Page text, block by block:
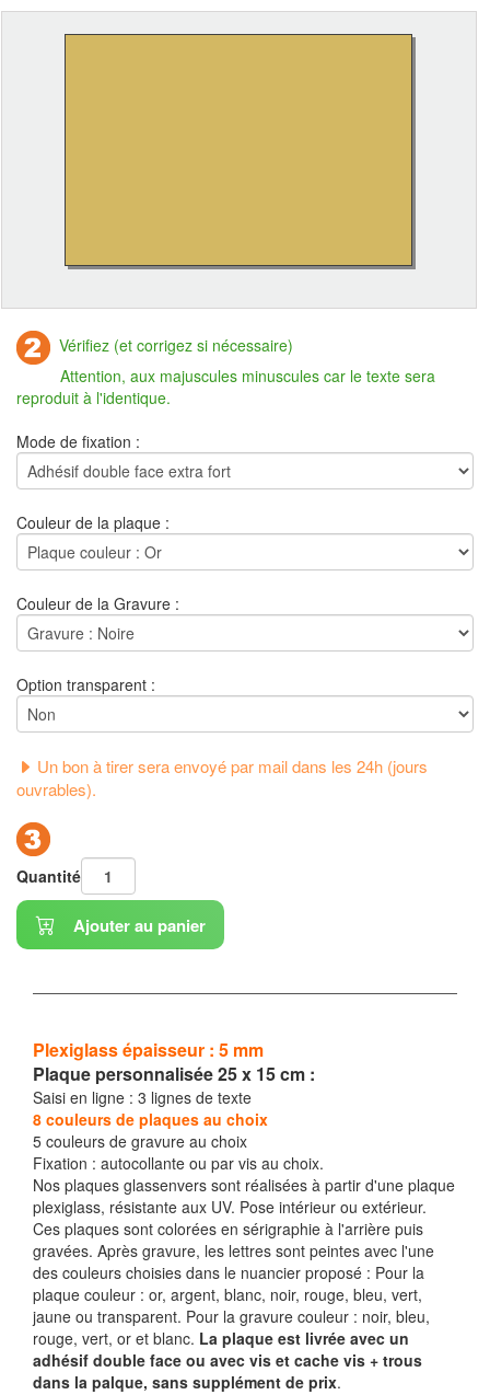
Vérifiez (et corrigez si nécessaire)
Attention, aux majuscules minuscules car le texte sera
reproduit à l'identique.
Mode de fixation :
Couleur de la plaque :
Couleur de la Gravure :
Option transparent :
Un bon à tirer sera envoyé par mail dans les 24h (jours
ouvrables).
Quantité
Ajouter au panier
Plexiglass épaisseur : 5 mm
Plaque personnalisée 25 x 15 cm :
Saisi en ligne : 3 lignes de texte
8 couleurs de plaques au choix
5 couleurs de gravure au choix
Fixation : autocollante ou par vis au choix.
Nos plaques glassenvers sont réalisées à partir d'une plaque
plexiglass, résistante aux UV. Pose intérieur ou extérieur.
Ces plaques sont colorées en sérigraphie à l'arrière puis
gravées. Après gravure, les lettres sont peintes avec l'une
des couleurs choisies dans le nuancier proposé : Pour la
plaque couleur : or, argent, blanc, noir, rouge, bleu, vert,
jaune ou transparent. Pour la gravure couleur : noir, bleu,
rouge, vert, or et blanc. La plaque est livrée avec un
adhésif double face ou avec vis et cache vis + trous
dans la palque, sans supplément de prix.